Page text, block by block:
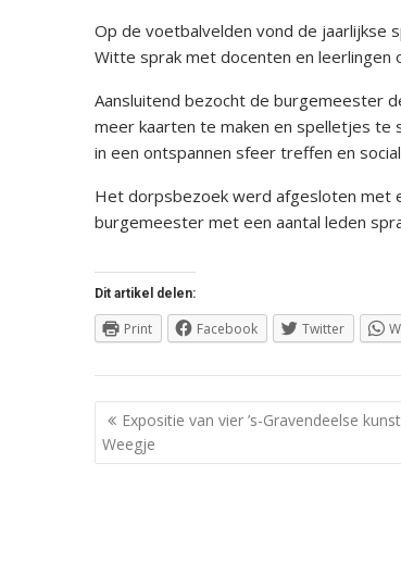
Op de voetbalvelden vond de jaarlijkse
Witte sprak met docenten en
Aansluitend bezocht de burgemeester
meer kaarten te maken en spelletjes te
in een ontspannen sfeer treffen en
Het dorpsbezoek werd afgesloten met
burgemeester met een aantal leden
Dit artikel delen:
Print Facebook Twitter
Berichtnavigatie
Expositie van vier ’s-Gravendeelse
Weegje